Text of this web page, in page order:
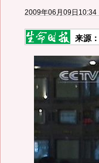
2009年06月09日10:34
来源：